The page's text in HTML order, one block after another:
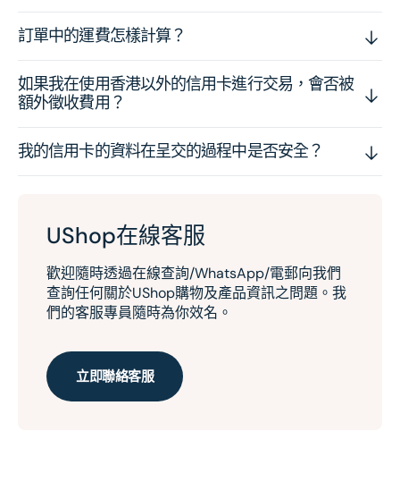
訂單中的運費怎樣計算？
如果我在使用香港以外的信用卡進行交易，會否被
額外徵收費用？
我的信用卡的資料在呈交的過程中是否安全？
UShop在線客服
歡迎隨時透過在線查詢/WhatsApp/電郵向我們
查詢任何關於UShop購物及產品資訊之問題。我
們的客服專員隨時為你效名。
立即聯絡客服